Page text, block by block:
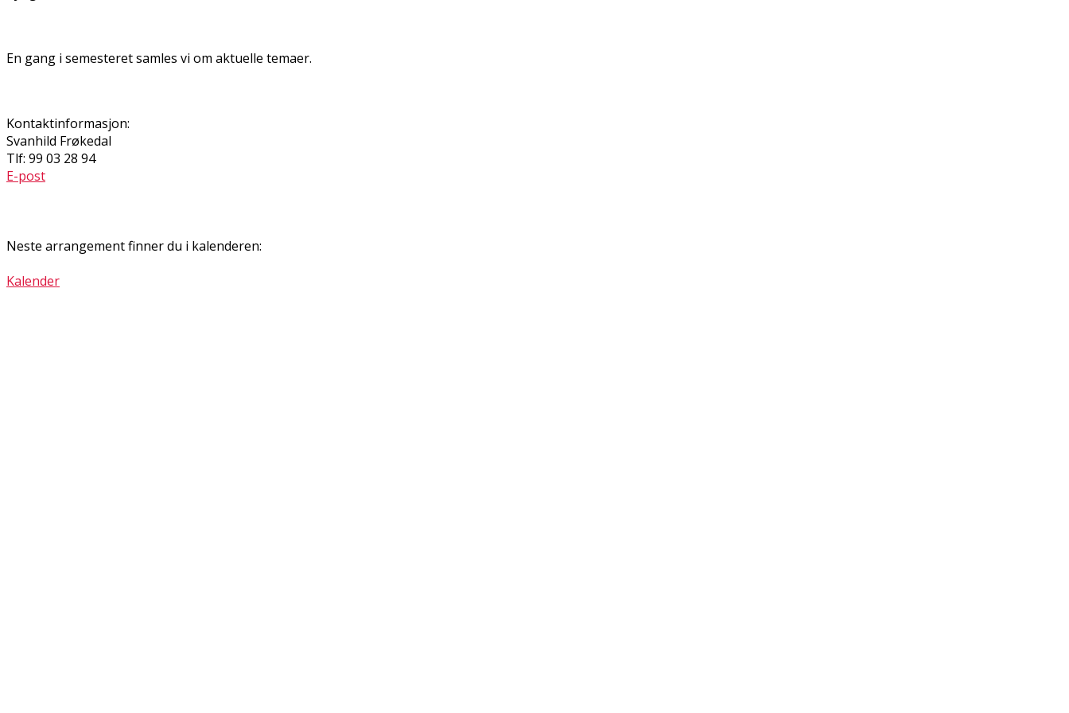
En gang i semesteret samles vi om aktuelle temaer.
Kontaktinformasjon:
Svanhild Frøkedal
Tlf: 99 03 28 94
E-post
Neste arrangement finner du i kalenderen:
Kalender